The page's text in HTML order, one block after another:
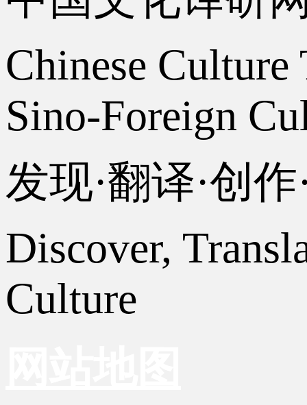
Chinese
Sino-Foreign
发现·翻译·创
Discover,
Culture